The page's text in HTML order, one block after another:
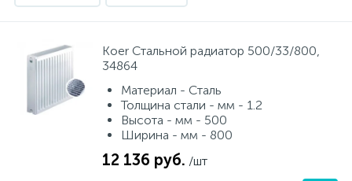
Koer Стальной радиатор 500/33/800,
34864
Материал - Сталь
Толщина стали - мм - 1.2
Высота - мм - 500
Ширина - мм - 800
12 136 руб. /шт
Сантехника и оборудование для людей с ограниченными
Электрический водонагреватель 120 л.
Электрический водонагреватель 150 л.